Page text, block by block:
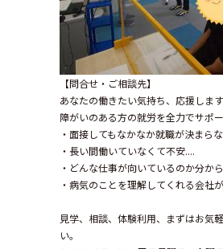
【問合せ・ご相談先】
あなたの働きたい気持ち、応援します
障がいのある方の就労を全力でサポー
・面接してもなかなか就職が決まら
・長い間働いていなくて不安....
・どんな仕事が向いているのか分か
・病気のことを理解してくれる会社
見学、相談、体験利用、まずはお気
い。